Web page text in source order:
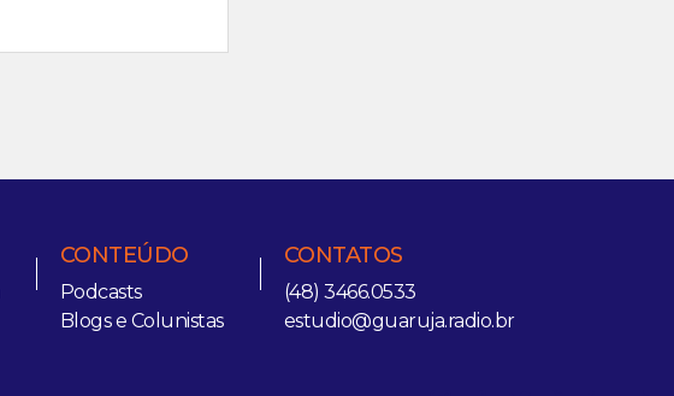
CONTEÚDO
Podcasts
Blogs e Colunistas
CONTATOS
(48) 3466.0533
estudio@guaruja.radio.br